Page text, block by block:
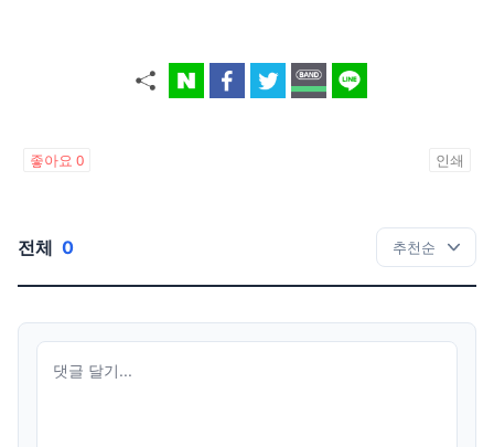
좋아요 0 인쇄
전체 0